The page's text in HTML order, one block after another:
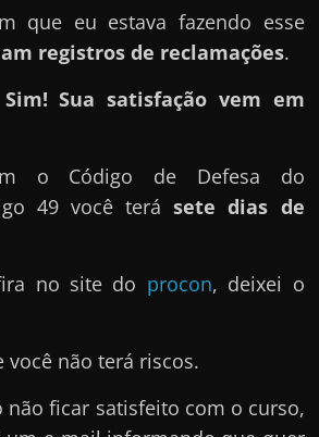
que eu estava fazendo esse
registros de reclamações.
Sua satisfação vem em
o Código de Defesa do
49 você terásete dias de
no site do procon, deixei o
você não terá riscos.
não ficar satisfeito com o curso,